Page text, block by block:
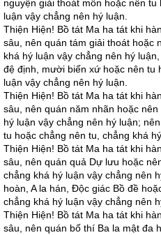
nguyện giải thoát môn hoặc nên
luận vậy chẳng nên hý luận.
Thiện Hiện! Bồ tát Ma ha tát khi
sâu, nên quán tám giải thoát hoặc
khá hý luận vậy chẳng nên hý
đệ định, mười biến xứ hoặc nên tu
luận vậy chẳng nên hý luận.
Thiện Hiện! Bồ tát Ma ha tát khi
sâu, nên quán năm nhãn hoặc
hý luận vậy chẳng nên hý luận;
tu hoặc chẳng nên tu, chẳng khá
Thiện Hiện! Bồ tát Ma ha tát khi
sâu, nên quán quả Dự lưu hoặc
chẳng khá hý luận vậy chẳng nên
hoàn, A la hán, Độc giác Bồ đề
chẳng khá hý luận vậy chẳng nên
Thiện Hiện! Bồ tát Ma ha tát khi
sâu, nên quán bố thí Ba la mật đa